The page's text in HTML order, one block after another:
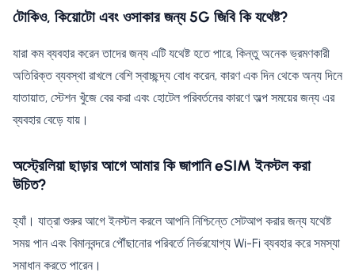
টোকিও, কিয়োটো এবং ওসাকার জন্য 5G জিবি কি যথেষ্ট?
যারা কম ব্যবহার করেন তাদের জন্য এটি যথেষ্ট হতে পারে, কিন্তু অনেক ভ্রমণকারী
অতিরিক্ত ব্যবস্থা রাখলে বেশি স্বাচ্ছন্দ্য বোধ করেন, কারণ এক দিন থেকে অন্য দিনে
যাতায়াত, স্টেশন খুঁজে বের করা এবং হোটেল পরিবর্তনের কারণে অল্প সময়ের জন্য এর
ব্যবহার বেড়ে যায়।
অস্ট্রেলিয়া ছাড়ার আগে আমার কি জাপানি eSIM ইনস্টল করা
উচিত?
হ্যাঁ। যাত্রা শুরুর আগে ইনস্টল করলে আপনি নিশ্চিন্তে সেটআপ করার জন্য যথেষ্ট
সময় পান এবং বিমানবন্দরে পৌঁছানোর পরিবর্তে নির্ভরযোগ্য Wi-Fi ব্যবহার করে সমস্যা
সমাধান করতে পারেন।